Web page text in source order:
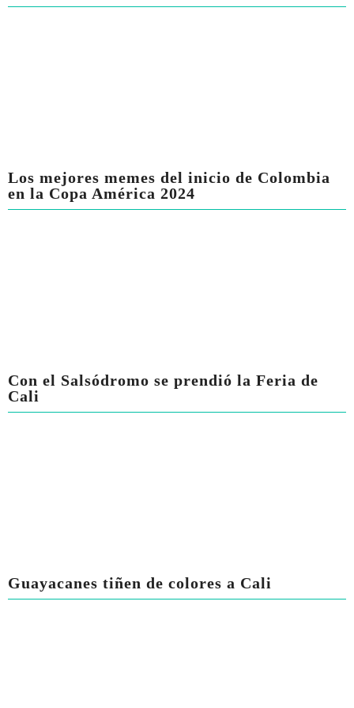
Los mejores memes del inicio de Colombia
en la Copa América 2024
Con el Salsódromo se prendió la Feria de
Cali
Guayacanes tiñen de colores a Cali